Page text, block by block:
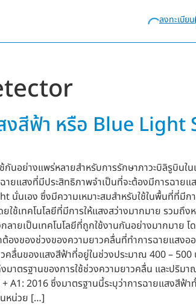
ลงทะเบียน
งสีฟ้า หรือ Blue
อย่างแพร่หลายสำหรับการรักษาภาวะบิลิรูบินใ
ายแสงที่มีประสิทธิภาพจำเป็นที่จะต้องมีการฉา
นั่นเอง ซึ่งมีความเหมาะสมสำหรับใช้ในพื้นที่ที่มี
ช้เทคโนโลยีที่มีการให้แสงสว่างมากมาย รวมถึ
ายเป็นเทคโนโลยีที่ถูกใช้งานกันอย่างมากมา
องของช่วงของความยาวคลื่นที่ทำการฉายแส
คลื่นของแสงสีฟ้าที่อยู่ในช่วงประมาณ 400 –
มาตรฐานของการใช้ช่วงความยาวคลื่น และปริ
A1: 2016 ซึ่งมาตรฐานนี้ระบุว่าการฉายแสงสี
นหน่วย […]